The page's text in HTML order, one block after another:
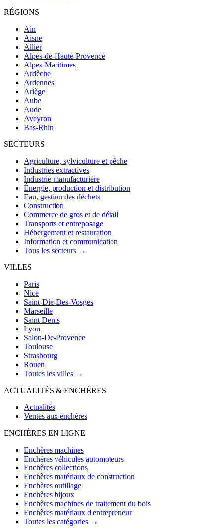
RÉGIONS
Ain
Aisne
Allier
Alpes-de-Haute-Provence
Alpes-Maritimes
Ardèche
Ardennes
Ariège
Aube
Aude
Aveyron
Bas-Rhin
SECTEURS
Agriculture, sylviculture et pêche
Industries extractives
Industrie manufacturière
Énergie, production et distribution
Eau, gestion des déchets
Construction
Commerce de gros et de détail
Transports et entreposage
Hébergement et restauration
Information et communication
Tous les secteurs →
VILLES
Paris
Nice
Saint-Die-Des-Vosges
Marseille
Saint Denis
Lyon
Salon-De-Provence
Toulouse
Strasbourg
Rouen
Toutes les villes →
ACTUALITÉS & ENCHÈRES
Actualités
Ventes aux enchères
ENCHÈRES EN LIGNE
Enchères machines
Enchères véhicules automoteurs
Enchères collections
Enchères matériaux de construction
Enchères outillage
Enchères bijoux
Enchères machines de traitement du bois
Enchères matériaux d'entrepreneur
Toutes les catégories →